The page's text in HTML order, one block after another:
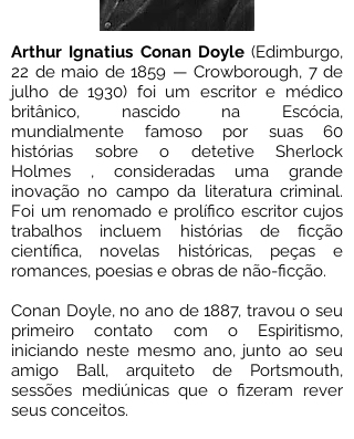
Arthur Ignatius Conan Doyle(Edimburgo,
22 de maio de 1859 — Crowborough, 7 de
julho de 1930) foi um escritor e médico
britânico, nascido na Escócia,
mundialmente famoso por suas 60
histórias sobre o detetive Sherlock
Holmes , consideradas uma grande
inovação no campo da literatura criminal.
Foi um renomado e prolífico escritor cujos
trabalhos incluem histórias de ficção
científica, novelas históricas, peças e
romances, poesias e obras de não-ficção.
Conan Doyle, no ano de 1887, travou o seu
primeiro contato com o Espiritismo,
iniciando neste mesmo ano, junto ao seu
amigo Ball, arquiteto de Portsmouth,
sessões mediúnicas que o fizeram rever
seus conceitos.